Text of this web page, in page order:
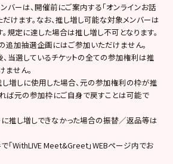
ーは、開催前にご案内する「オンラインお話
だけます。なお、推し増し可能な対象メンバーは
規定に達した場合は推し増し不可となります。
追加抽選企画にはご参加いただけません。
当選しているチケットの全ての参加権利は推
ません。
増しに使用した場合、元の参加権利の枠が推
ば元の参加枠にご自身で戻すことは可能で
推し増しできなかった場合の振替／返品等は
「WithLIVE Meet&Greet」WEBページ内でお